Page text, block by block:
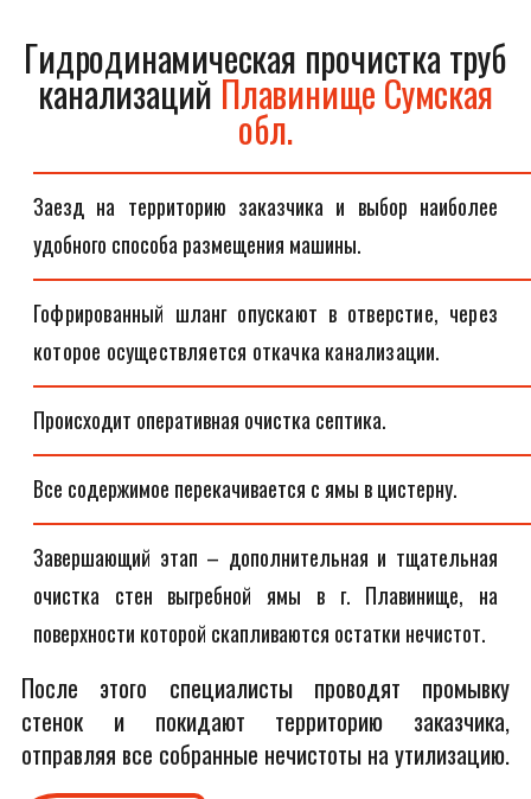
Гидродинамическая прочистка труб
канализаций Плавинище Сумская
обл.
Заезд на территорию заказчика и выбор наиболее
удобного способа размещения машины.
Гофрированный шланг опускают в отверстие, через
которое осуществляется откачка канализации.
Происходит оперативная очистка септика.
Все содержимое перекачивается с ямы в цистерну.
Завершающий этап – дополнительная и тщательная
очистка стен выгребной ямы в г. Плавинище, на
поверхности которой скапливаются остатки нечистот.
После этого специалисты проводят промывку
стенок и покидают территорию заказчика,
отправляя все собранные нечистоты на утилизацию.